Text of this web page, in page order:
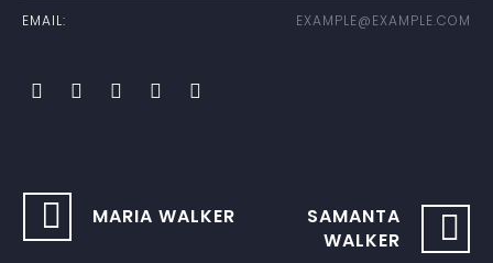
EMAIL: EXAMPLE@EXAMPLE.COM
MARIA WALKER
SAMANTA
WALKER